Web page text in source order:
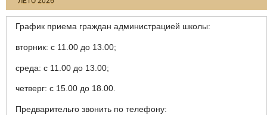
График приема граждан администрацией школы:
вторник: с 11.00 до 13.00;
среда: с 11.00 до 13.00;
четверг: с 15.00 до 18.00.
Предварительго звонить по телефону: